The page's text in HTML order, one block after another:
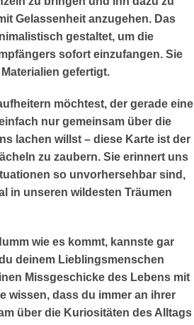
Gelassenheit anzugehen. Das
gestaltet, um die
sofort einzufangen. Sie
gefertigt.
möchtest, der gerade eine
nur gemeinsam über die
lachen willst – diese Karte ist der
zu zaubern. Sie erinnert uns
so unvorhersehbar sind,
in unseren wildesten Träumen
wie es kommt, kannste gar
deinem Lieblingsmenschen
Missgeschicke des Lebens mit
wissen, dass du immer an ihrer
über die Kuriositäten des Alltags